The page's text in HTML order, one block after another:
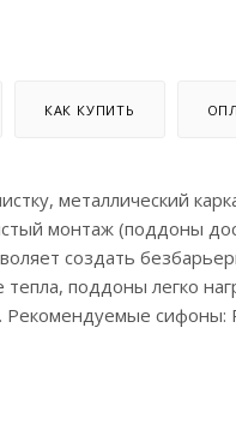
КАК КУПИТЬ
металлический
монтаж (поддоны
создать
поддоны легко
сифоны: